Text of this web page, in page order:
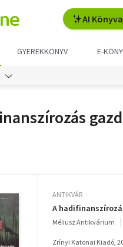
AI
GYEREKKÖNYV E-
ANTIKVÁR
A
Méliusz Antikvárium
Zrínyi Katonai Kiadó,